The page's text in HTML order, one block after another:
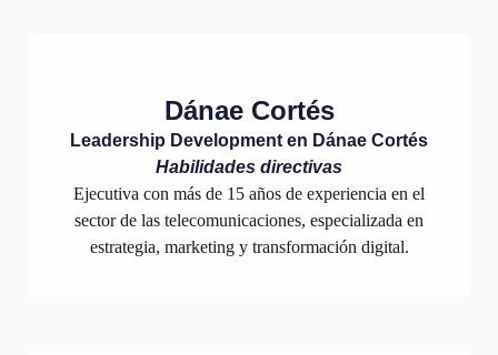
Dánae Cortés
Leadership Development en Dánae Cortés
Habilidades directivas
Ejecutiva con más de 15 años de experiencia en el
sector de las telecomunicaciones, especializada en
estrategia, marketing y transformación digital.